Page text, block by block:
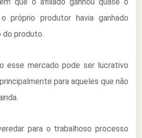
próprio produtor havia ganhado
do produto.
esse mercado pode ser lucrativo
para aqueles que não
para o trabalhoso processo